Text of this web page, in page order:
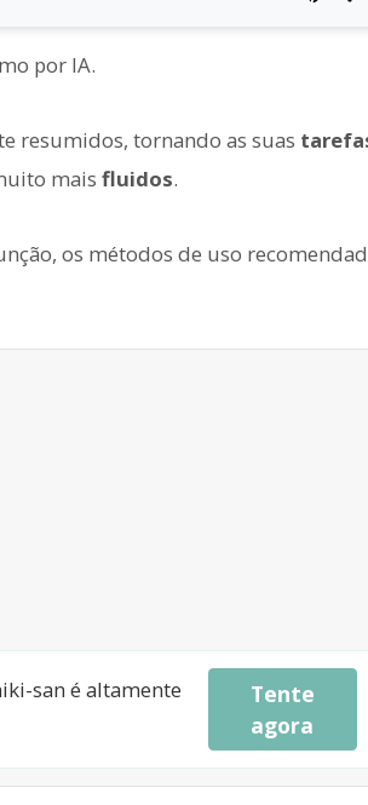
por IA.
resumidos, tornando as suas
mais fluidos.
os métodos de uso
san é altamente
Tente
agora